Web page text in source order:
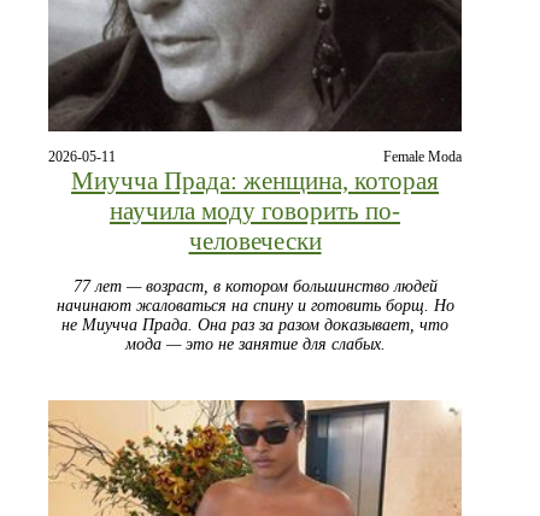
2026-05-11 Female Moda
Миучча Прада: женщина, которая
научила моду говорить по-
человечески
77 лет — возраст, в котором большинство людей
начинают жаловаться на спину и готовить борщ. Но
не Миучча Прада. Она раз за разом доказывает, что
мода — это не занятие для слабых.